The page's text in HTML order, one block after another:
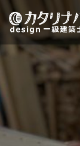
content